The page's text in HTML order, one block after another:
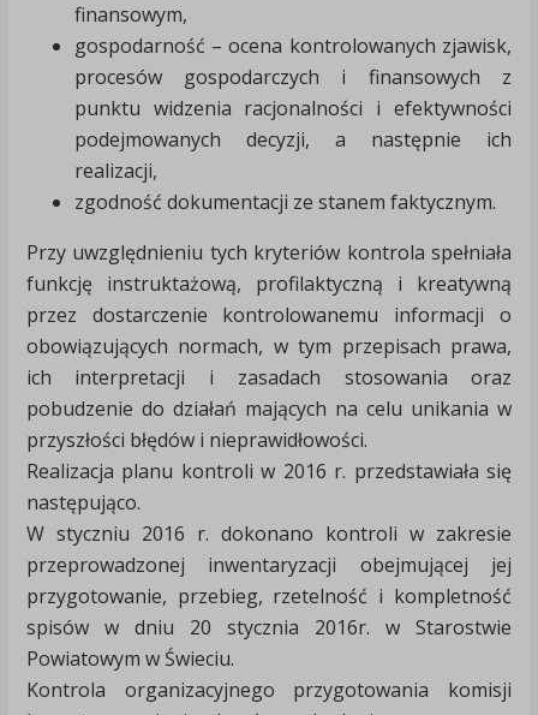
finansowym,
gospodarność – ocena kontrolowanych zjawisk,
procesów gospodarczych i finansowych z
punktu widzenia racjonalności i efektywności
podejmowanych decyzji, a następnie ich
realizacji,
zgodność dokumentacji ze stanem faktycznym.
Przy uwzględnieniu tych kryteriów kontrola spełniała
funkcję instruktażową, profilaktyczną i kreatywną
przez dostarczenie kontrolowanemu informacji o
obowiązujących normach, w tym przepisach prawa,
ich interpretacji i zasadach stosowania oraz
pobudzenie do działań mających na celu unikania w
przyszłości błędów i nieprawidłowości.
Realizacja planu kontroli w 2016 r. przedstawiała się
następująco.
W styczniu 2016 r. dokonano kontroli w zakresie
przeprowadzonej inwentaryzacji obejmującej jej
przygotowanie, przebieg, rzetelność i kompletność
spisów w dniu 20 stycznia 2016r. w Starostwie
Powiatowym w Świeciu.
Kontrola organizacyjnego przygotowania komisji